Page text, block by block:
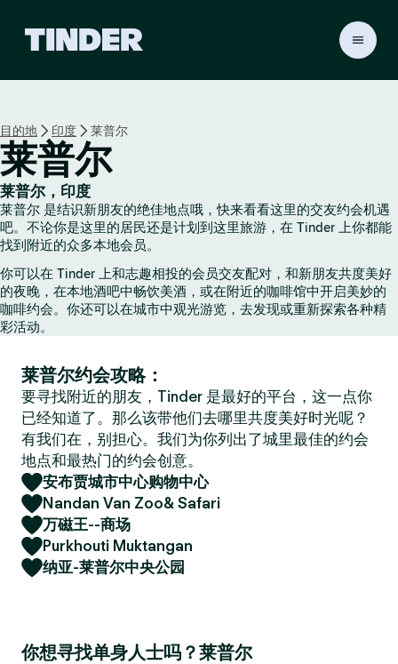
目的地 印度 莱普尔
莱普尔
莱普尔，印度
莱普尔 是结识新朋友的绝佳地点哦，快来看看这里的交友约会机遇
吧。不论你是这里的居民还是计划到这里旅游，在 Tinder 上你都能
找到附近的众多本地会员。
你可以在 Tinder 上和志趣相投的会员交友配对，和新朋友共度美好
的夜晚，在本地酒吧中畅饮美酒，或在附近的咖啡馆中开启美妙的
咖啡约会。你还可以在城市中观光游览，去发现或重新探索各种精
彩活动。
莱普尔约会攻略：
要寻找附近的朋友，Tinder 是最好的平台，这一点你
已经知道了。那么该带他们去哪里共度美好时光呢？
有我们在，别担心。我们为你列出了城里最佳的约会
地点和最热门的约会创意。
安布贾城市中心购物中心
Nandan Van Zoo& Safari
万磁王--商场
Purkhouti Muktangan
纳亚-莱普尔中央公园
你想寻找单身人士吗？莱普尔